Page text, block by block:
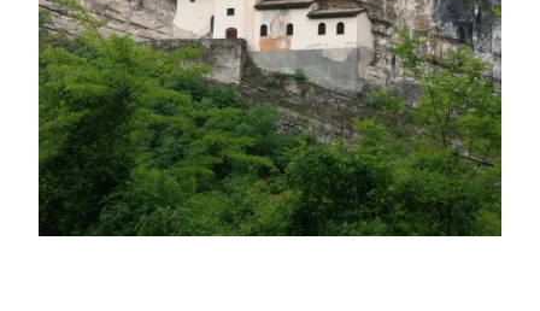
Mitgliedschaft
Landessekretariat
Bäuerliche Buffets
Hofgeschichten